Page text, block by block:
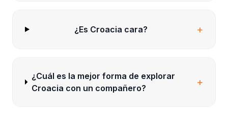
¿Es Croacia cara? +
¿Cuál es la mejor forma de explorar
Croacia con un compañero?
+